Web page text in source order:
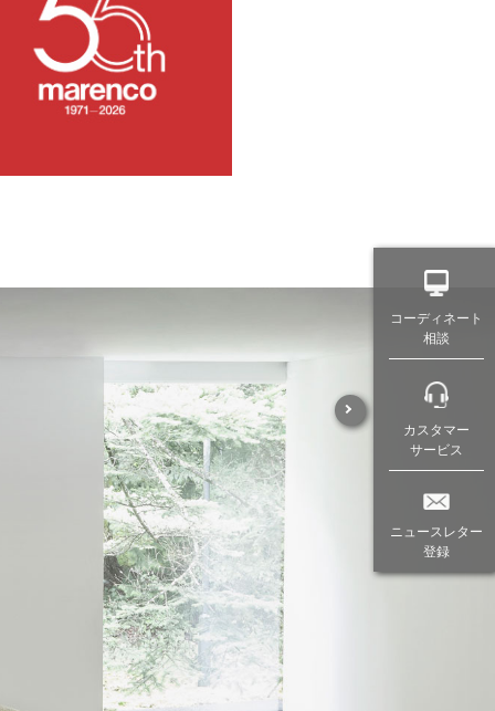
コーディネート
相談
カスタマー
サービス
ニュースレター
登録